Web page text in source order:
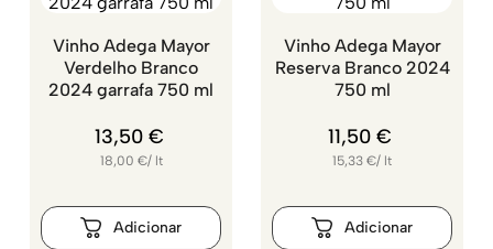
Vinho Adega Mayor
Verdelho Branco
2024 garrafa 750 ml
13,50 €
18,00 €/ lt
Vinho Adega Mayor
Reserva Branco 2024
750 ml
11,50 €
15,33 €/ lt